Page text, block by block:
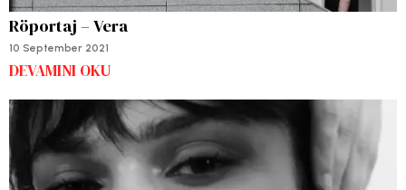
Röportaj – Vera
10 September 2021
DEVAMINI OKU